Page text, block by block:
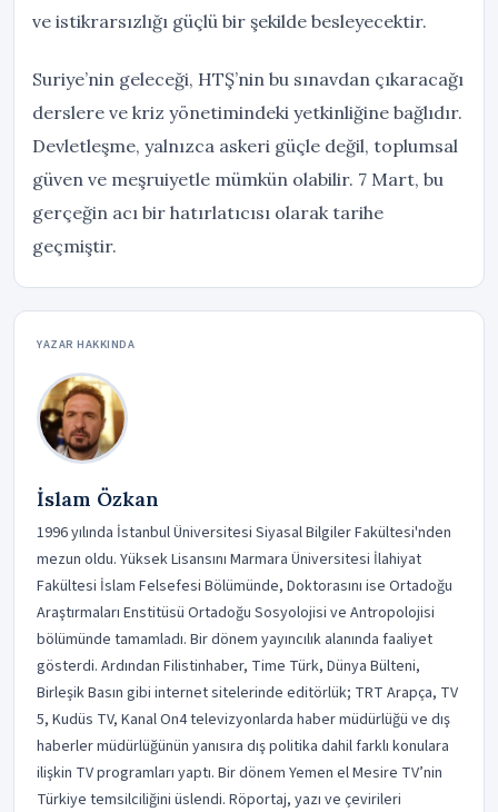
ve istikrarsızlığı güçlü bir şekilde besleyecektir.
Suriye’nin geleceği, HTŞ’nin bu sınavdan çıkaracağı
derslere ve kriz yönetimindeki yetkinliğine bağlıdır.
Devletleşme, yalnızca askeri güçle değil, toplumsal
güven ve meşruiyetle mümkün olabilir. 7 Mart, bu
gerçeğin acı bir hatırlatıcısı olarak tarihe
geçmiştir.
YAZAR HAKKINDA
İslam Özkan
1996 yılında İstanbul Üniversitesi Siyasal Bilgiler Fakültesi'nden
mezun oldu. Yüksek Lisansını Marmara Üniversitesi İlahiyat
Fakültesi İslam Felsefesi Bölümünde, Doktorasını ise Ortadoğu
Araştırmaları Enstitüsü Ortadoğu Sosyolojisi ve Antropolojisi
bölümünde tamamladı. Bir dönem yayıncılık alanında faaliyet
gösterdi. Ardından Filistinhaber, Time Türk, Dünya Bülteni,
Birleşik Basın gibi internet sitelerinde editörlük; TRT Arapça, TV
5, Kudüs TV, Kanal On4 televizyonlarda haber müdürlüğü ve dış
haberler müdürlüğünün yanısıra dış politika dahil farklı konulara
ilişkin TV programları yaptı. Bir dönem Yemen el Mesire TV’nin
Türkiye temsilciliğini üslendi. Röportaj, yazı ve çevirileri